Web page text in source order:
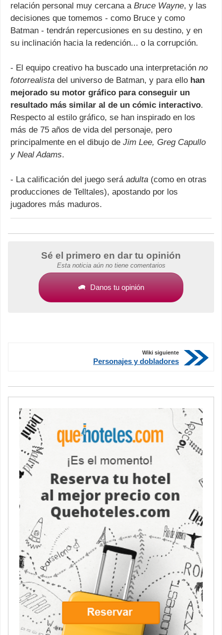
relación personal muy cercana a Bruce Wayne, y las
decisiones que tomemos - como Bruce y como
Batman - tendrán repercusiones en su destino, y en
su inclinación hacia la redención... o la corrupción.
- El equipo creativo ha buscado una interpretación no
fotorrealista del universo de Batman, y para ello han
mejorado su motor gráfico para conseguir un
resultado más similar al de un cómic interactivo.
Respecto al estilo gráfico, se han inspirado en los
más de 75 años de vida del personaje, pero
principalmente en el dibujo de Jim Lee, Greg Capullo
y Neal Adams.
- La calificación del juego será adulta (como en otras
producciones de Telltales), apostando por los
jugadores más maduros.
Sé el primero en dar tu opinión
Esta noticia aún no tiene comentarios
Danos tu opinión
Wiki siguiente
Personajes y dobladores